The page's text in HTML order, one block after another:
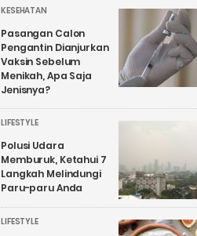
KESEHATAN
Pasangan Calon
Pengantin Dianjurkan
Vaksin Sebelum
Menikah, Apa Saja
Jenisnya?
LIFESTYLE
Polusi Udara
Memburuk, Ketahui 7
Langkah Melindungi
Paru-paru Anda
LIFESTYLE